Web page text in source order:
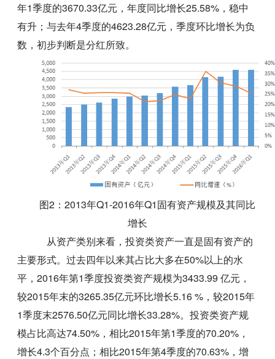
年1季度的3670.33亿元，年度同比增长25.58%，稳中
有升；与去年4季度的4623.28亿元，季度环比增长为负
数，初步判断是分红所致。
图2：2013年Q1-2016年Q1固有资产规模及其同比
增长
从资产类别来看，投资类资产一直是固有资产的
主要形式。过去四年以来其占比大多在50%以上的水
平，2016年第1季度投资类资产规模为3433.99 亿元，
较2015年末的3265.35亿元环比增长5.16 %，较2015年
1季度末2576.50亿元同比增长33.28%。投资类资产规
模占比高达74.50%，相比2015年第1季度的70.20%，
增长4.3个百分点；相比2015年第4季度的70.63%，增